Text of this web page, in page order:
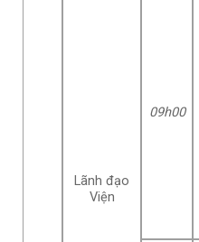
Lãnh đạo
Viện
09h00